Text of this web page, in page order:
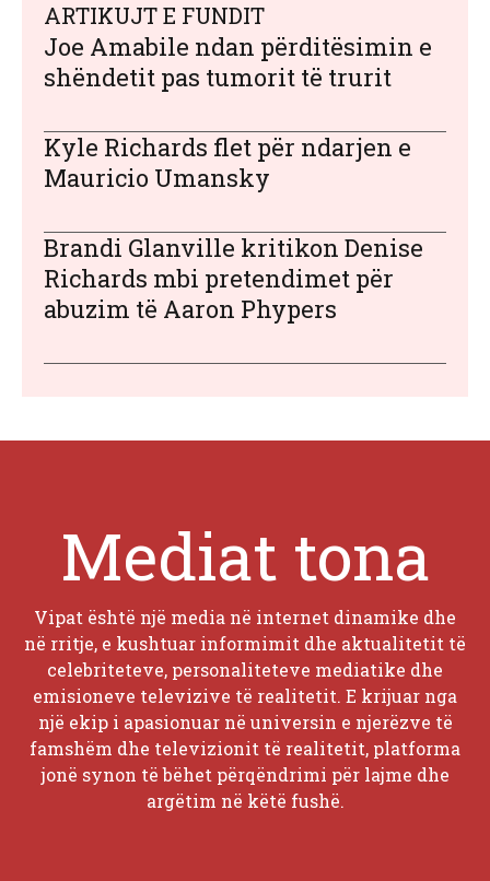
ARTIKUJT E FUNDIT
Joe Amabile ndan përditësimin e
shëndetit pas tumorit të trurit
Kyle Richards flet për ndarjen e
Mauricio Umansky
Brandi Glanville kritikon Denise
Richards mbi pretendimet për
abuzim të Aaron Phypers
Mediat tona
Vipat është një media në internet dinamike dhe
në rritje, e kushtuar informimit dhe aktualitetit të
celebriteteve, personaliteteve mediatike dhe
emisioneve televizive të realitetit. E krijuar nga
një ekip i apasionuar në universin e njerëzve të
famshëm dhe televizionit të realitetit, platforma
jonë synon të bëhet përqëndrimi për lajme dhe
argëtim në këtë fushë.